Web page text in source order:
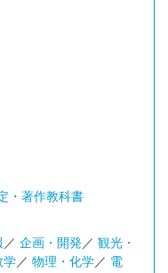
・著作教科書
／ 企画・開発 ／ 観光・
学／ 物理・化学／ 電